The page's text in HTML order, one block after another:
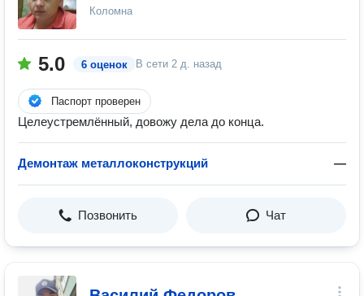
Коломна
5.0 6 оценок В сети 2 д. назад
Паспорт проверен
Целеустремлённый, довожу дела до конца.
Демонтаж металлоконструкций —
Позвонить Чат